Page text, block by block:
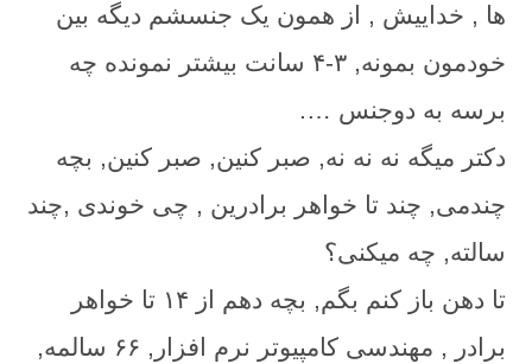
ها , خداییش , از همون یک جنسشم دیگه بین
خودمون بمونه, ۳-۴ سانت بیشتر نمونده چه
برسه به دوجنس ….
دکتر میگه نه نه نه, صبر کنین, صبر کنین, بچه
چندمی, چند تا خواهر برادرین , چی خوندی ,چند
سالته, چه میکنی؟
تا دهن باز کنم بگم, بچه دهم از ۱۴ تا خواهر
برادر , مهندسی کامپیوتر نرم افزار, ۶۶ سالمه,